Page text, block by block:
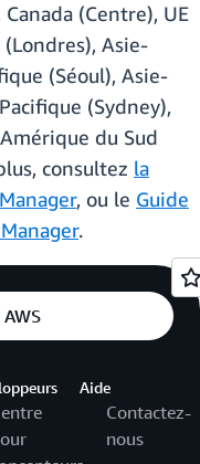
(Centre), UE
Asie-
(Séoul), Asie-
(Sydney),
du Sud
consultez la
, ou le Guide
.
Aide
Contactez-
nous